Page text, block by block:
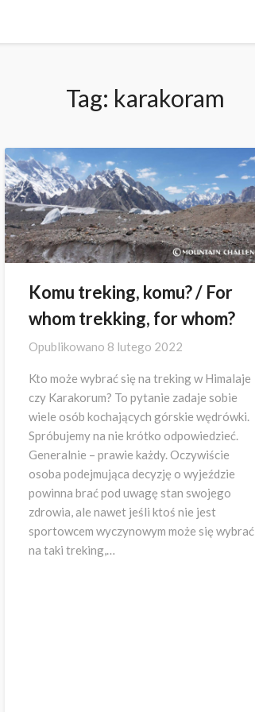
Tag: karakoram
Komu treking, komu? / For
whom trekking, for whom?
Opublikowano 8 lutego 2022
Kto może wybrać się na treking w Himalaje
czy Karakorum? To pytanie zadaje sobie
wiele osób kochających górskie wędrówki.
Spróbujemy na nie krótko odpowiedzieć.
Generalnie – prawie każdy. Oczywiście
osoba podejmująca decyzję o wyjeździe
powinna brać pod uwagę stan swojego
zdrowia, ale nawet jeśli ktoś nie jest
sportowcem wyczynowym może się wybrać
na taki treking,…